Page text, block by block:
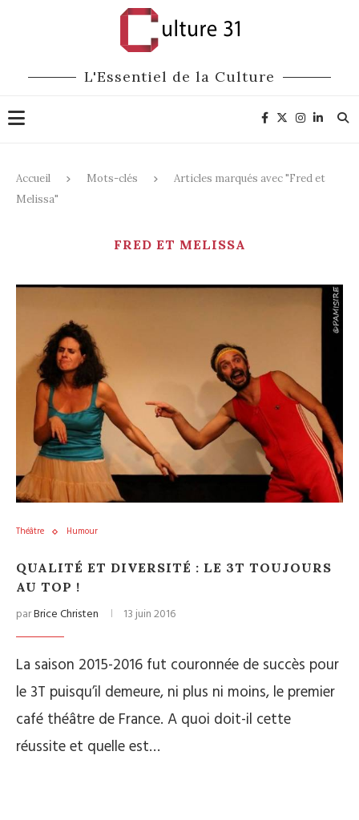
L'Essentiel de la Culture
Accueil Mots-clés
Articles marqués avec "Fred et
Melissa"
FRED ET MELISSA
Théâtre Humour
QUALITÉ ET DIVERSITÉ : LE 3T TOUJOURS
AU TOP !
parBrice Christen 13 juin 2016
La saison 2015-2016 fut couronnée de succès pour
le 3T puisqu’il demeure, ni plus ni moins, le premier
café théâtre de France. A quoi doit-il cette
réussite et quelle est…